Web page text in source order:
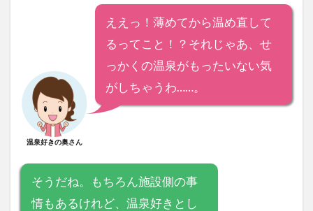
温泉好きの奥さん
ええっ！薄めてから温め直して
るってこと！？それじゃあ、せ
っかくの温泉がもったいない気
がしちゃうわ……。
そうだね。もちろん施設側の事
情もあるけれど、温泉好きとし